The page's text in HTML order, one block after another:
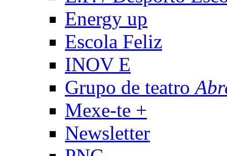
Energy up
Escola Feliz
INOV E
Grupo de teatro
Mexe-te +
Newsletter